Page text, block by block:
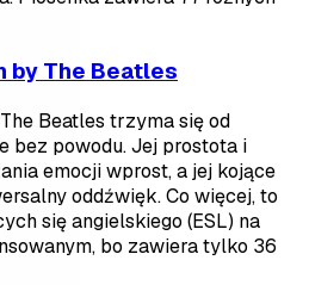
by The Beatles
Beatles trzyma się od
bez powodu. Jej prostota i
emocji wprost, a jej kojące
oddźwięk. Co więcej, to
się angielskiego (ESL) na
bo zawiera tylko 36